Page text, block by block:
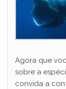
Agora que
sobre a
convida a